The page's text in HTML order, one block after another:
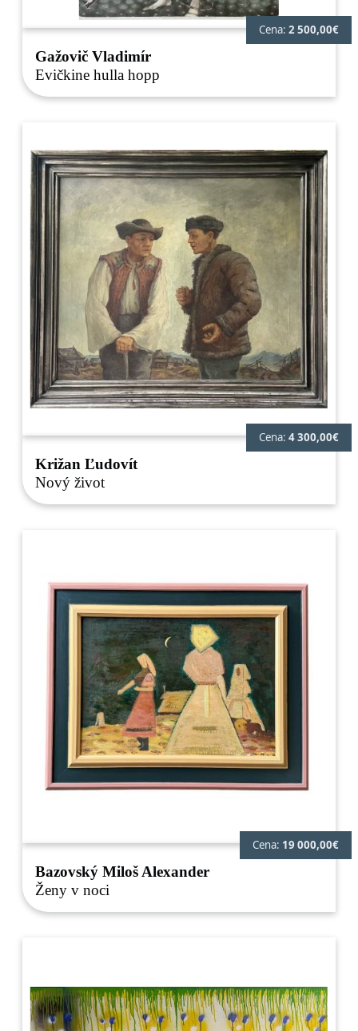
Cena: 2 500,00€
Gažovič Vladimír
Evičkine hulla hopp
Cena: 4 300,00€
Križan Ľudovít
Nový život
Cena: 19 000,00€
Bazovský Miloš Alexander
Ženy v noci